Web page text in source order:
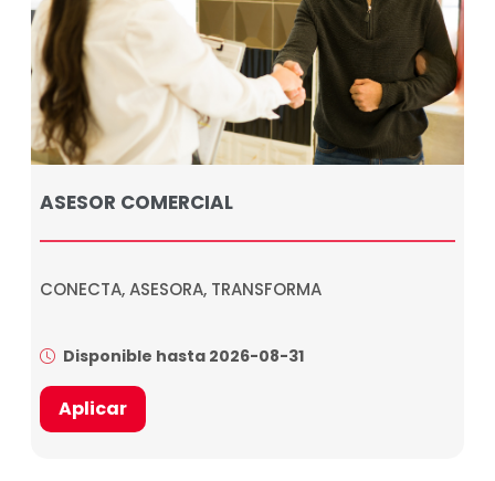
ASESOR COMERCIAL
CONECTA, ASESORA, TRANSFORMA
Disponible hasta 2026-08-31
Aplicar